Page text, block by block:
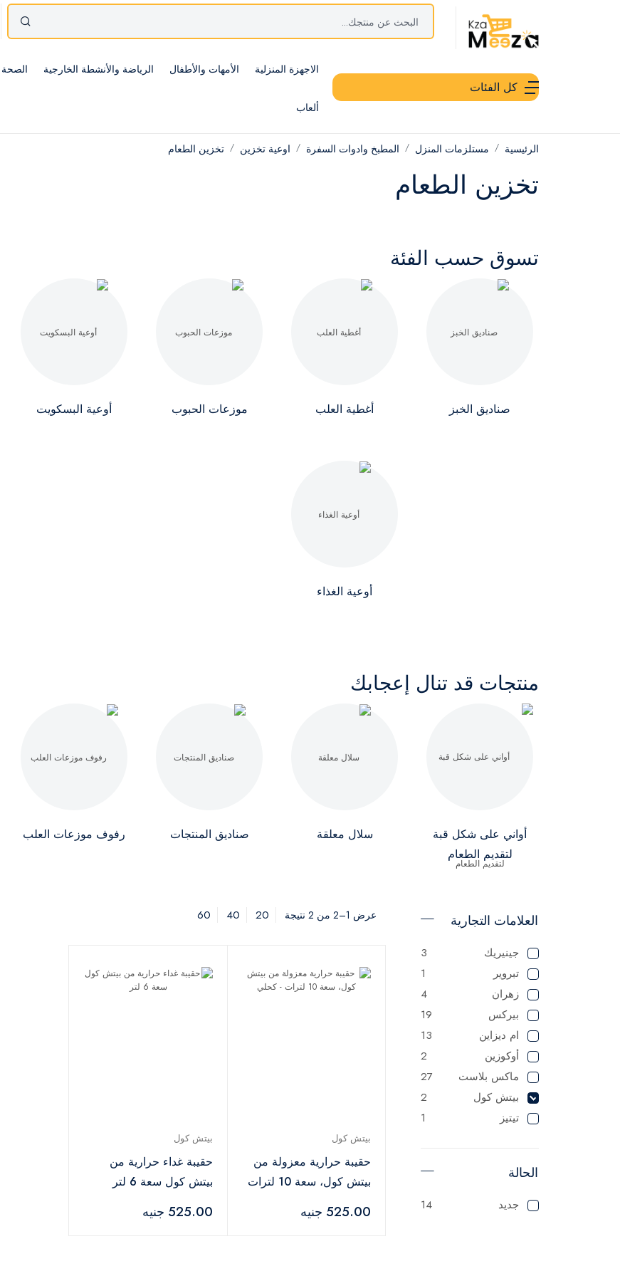
كل الفئات
الاجهزة المنزلية الأمهات والأطفال الرياضة والأنشطة الخارجية الصحة
ألعاب
الرئيسية مستلزمات المنزل المطبخ وادوات السفرة اوعية تخزين تخزين الطعام
تخزين الطعام
تسوق حسب الفئة
صناديق الخبز أغطية العلب موزعات الحبوب أوعية البسكويت
أوعية الغذاء
منتجات قد تنال إعجابك
أواني على شكل قبة
لتقديم الطعام
سلال معلقة صناديق المنتجات رفوف موزعات العلب
العلامات التجارية
جينيريك
3
تبروير
1
زهران
4
بيركس
19
ام ديزاين
13
أوكوزين
2
ماكس بلاست
27
بيتش كول
2
تيتيز
1
الحالة
جديد 14
عرض 1–2 من 2 نتيجة 20
40
60
بيتش كول
حقيبة حرارية معزولة من
بيتش كول، سعة 10 لترات
525.00 جنيه
بيتش كول
حقيبة غداء حرارية من
بيتش كول سعة 6 لتر
525.00 جنيه